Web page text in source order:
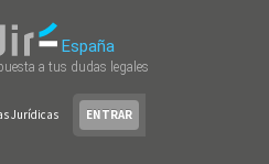
España
a tus dudas legales
Jurídicas ENTRAR